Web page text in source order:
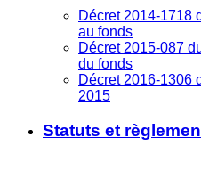
Décret 2014-1718
au fonds
Décret 2015-087
du fonds
Décret 2016-1306
2015
Statuts et